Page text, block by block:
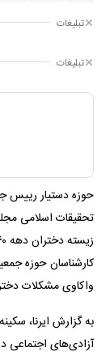
تبلیغات
تبلیغات
حوزه دستیار رییس
تحقیقات اسلامی
کارشناسان حوزه
واکاوی مشکلات دختران
به گزارش ایرنا،
آزادی‌های اجتماعی